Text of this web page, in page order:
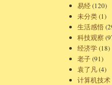
易经(120)
未分类(1)
生活感悟
科技观察
经济学(18)
老子(91)
袁了凡(4)
计算机技术